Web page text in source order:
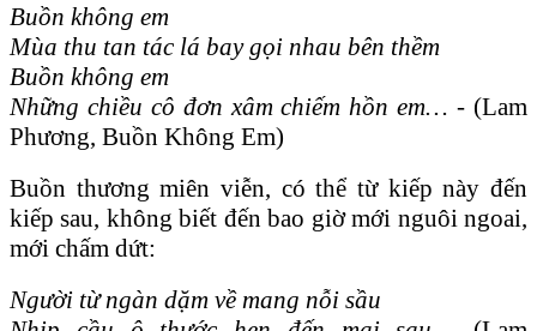
Buồn không em
Mùa thu tan tác lá bay gọi nhau bên thềm
Buồn không em
Những chiều cô đơn xâm chiếm hồn em… - (Lam
Phương, Buồn Không Em)
Buồn thương miên viễn, có thể từ kiếp này đến
kiếp sau, không biết đến bao giờ mới nguôi ngoai,
mới chấm dứt:
Người từ ngàn dặm về mang nỗi sầu